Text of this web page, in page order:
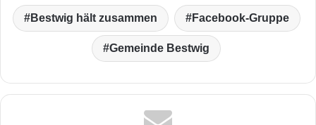
Bestwig hält zusammen Facebook-Gruppe
Gemeinde Bestwig